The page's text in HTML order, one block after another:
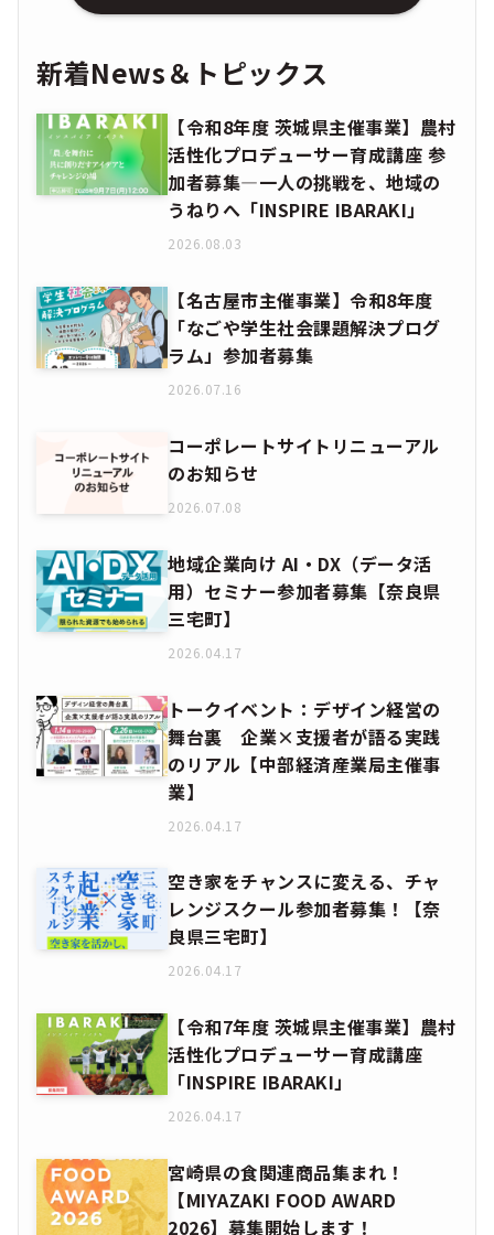
新着News＆トピックス
【令和8年度 茨城県主催事業】農村
活性化プロデューサー育成講座 参
加者募集―一人の挑戦を、地域の
うねりへ「INSPIRE IBARAKI」
2026.08.03
【名古屋市主催事業】令和8年度
「なごや学生社会課題解決プログ
ラム」参加者募集
2026.07.16
コーポレートサイトリニューアル
のお知らせ
2026.07.08
地域企業向け AI・DX（データ活
用）セミナー参加者募集【奈良県
三宅町】
2026.04.17
トークイベント：デザイン経営の
舞台裏 企業×支援者が語る実践
のリアル【中部経済産業局主催事
業】
2026.04.17
空き家をチャンスに変える、チャ
レンジスクール参加者募集！【奈
良県三宅町】
2026.04.17
【令和7年度 茨城県主催事業】農村
活性化プロデューサー育成講座
「INSPIRE IBARAKI」
2026.04.17
宮崎県の食関連商品集まれ！
【MIYAZAKI FOOD AWARD
2026】募集開始します！